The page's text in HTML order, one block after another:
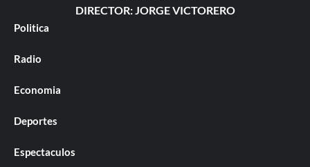
DIRECTOR: JORGE VICTORERO
Politica
Radio
Economia
Deportes
Espectaculos